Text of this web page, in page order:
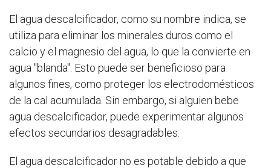
El agua descalcificador, como su nombre indica, se
utiliza para eliminar los minerales duros como el
calcio y el magnesio del agua, lo que la convierte en
agua "blanda". Esto puede ser beneficioso para
algunos fines, como proteger los electrodomésticos
de la cal acumulada. Sin embargo, si alguien bebe
agua descalcificador, puede experimentar algunos
efectos secundarios desagradables.
El agua descalcificador no es potable debido a que